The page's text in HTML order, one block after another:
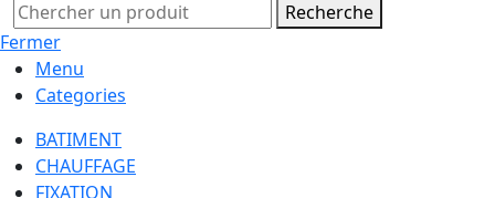
Recherche
Fermer
Menu
Categories
BATIMENT
CHAUFFAGE
FIXATION